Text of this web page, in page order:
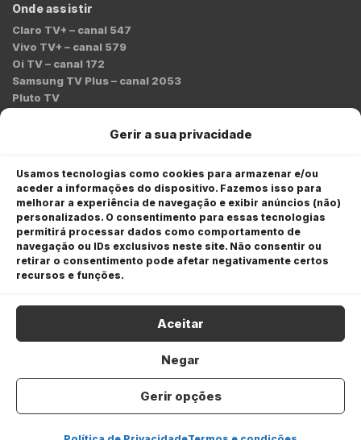
Gerir a sua privacidade
Usamos tecnologias como cookies para armazenar e/ou
aceder a informações do dispositivo. Fazemos isso para
melhorar a experiência de navegação e exibir anúncios (não)
personalizados. O consentimento para essas tecnologias
permitirá processar dados como comportamento de
navegação ou IDs exclusivos neste site. Não consentir ou
retirar o consentimento pode afetar negativamente certos
recursos e funções.
Aceitar
Negar
Gerir opções
Onde assistir
Claro TV+ – canal 547
Vivo TV+ – canal 579
Oi TV – canal 172
Samsung TV Plus – canal 2053
Pluto TV
redacao@bmcnews.com.br
Comercial:
comercial@bmcnews.com.br
Anuncie na BM&C News
A BM&C News conecta marcas a milhões de investidores
através de TV, YouTube e plataformas digitais.
COPYRIGHT © 2026 BM&C News. Todos os direitos
reservados.